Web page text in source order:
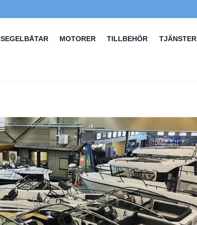
SEGELBÅTAR MOTORER TILLBEHÖR TJÄNSTER